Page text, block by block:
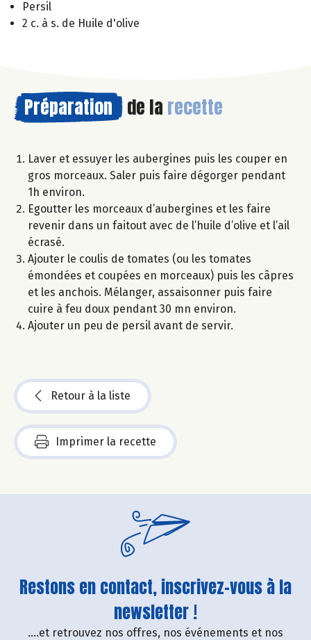
Persil
2 c. à s. de Huile d'olive
Préparation de la recette
Laver et essuyer les aubergines puis les couper en
gros morceaux. Saler puis faire dégorger pendant
1h environ.
Egoutter les morceaux d’aubergines et les faire
revenir dans un faitout avec de l’huile d’olive et l’ail
écrasé.
Ajouter le coulis de tomates (ou les tomates
émondées et coupées en morceaux) puis les câpres
et les anchois. Mélanger, assaisonner puis faire
cuire à feu doux pendant 30 mn environ.
Ajouter un peu de persil avant de servir.
Retour à la liste
Imprimer la recette
Restons en contact, inscrivez-vous à la
newsletter !
....et retrouvez nos offres, nos événements et nos